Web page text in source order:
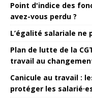
Point d'indice des
avez-vous perdu ?
L’égalité salariale
Plan de lutte de la
travail au
Canicule au travail :
protéger les